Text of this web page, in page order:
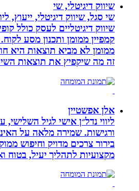
שיווק דיגיטלי, שי
שי סגל, שיווק דיגיטלי, ייעוץ, ליווי
שיווק דיגיטליים לעסק כולל
קמפיין ממומן ותכנון מסע לקוח.
ממומן לא מביא תוצאות היא חוסר
זה מה שיקפיץ את תוצאות השיווק
אלן אפשטיין
ליווי נדל״ן אישי לגיל השלישי, עם
ורגישות. שמירה מלאה על
בירור צרכים מדויק וחיפוש ממוקד
מקצועיות לתהליך יעיל, בטוח ואף